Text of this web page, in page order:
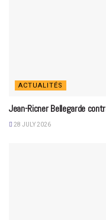
ACTUALITÉS
Jean-Ricner Bellegarde
28 JULY 2026